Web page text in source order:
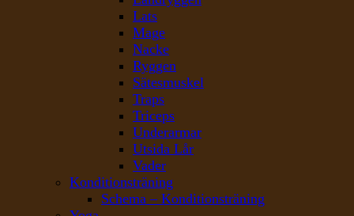
Lats
Mage
Nacke
Ryggen
Sätesmuskel
Traps
Triceps
Underarmar
Utsida Lår
Vader
Konditionsträning
Schema – Konditionsträning